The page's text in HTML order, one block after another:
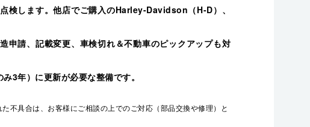
検します。他店でご購入のHarley-Davidson（H-D）、
申請、記載変更、車検切れ＆不動車のピックアップも対
3年）に更新が必要な整備です。
不具合は、お客様にご相談の上でのご対応（部品交換や修理）と